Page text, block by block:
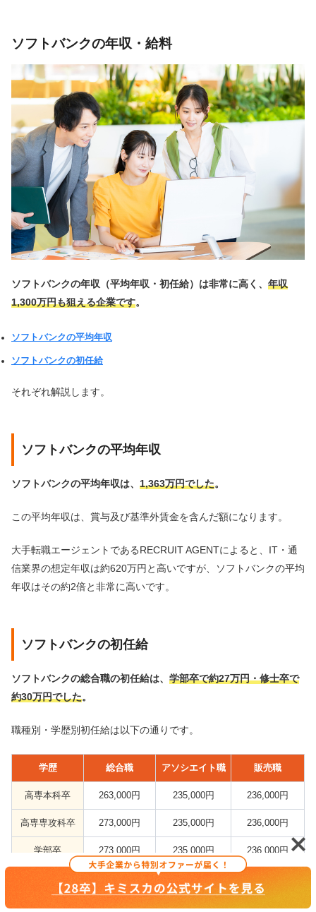
ソフトバンクの年収・給料
ソフトバンクの年収（平均年収・初任給）は非常に高く、 年収
1,300万円も狙える企業です。
ソフトバンクの平均年収
ソフトバンクの初任給
それぞれ解説します。
ソフトバンクの平均年収
ソフトバンクの平均年収は、 1,363万円でした。
この平均年収は、賞与及び基準外賃金を含んだ額になります。
大手転職エージェントであるRECRUIT AGENTによると、IT・通
信業界の想定年収は約620万円と高いですが、ソフトバンクの平均
年収はその約2倍と非常に高いです。
ソフトバンクの初任給
ソフトバンクの総合職の初任給は、 学部卒で約27万円・修士卒で
約30万円でした。
職種別・学歴別初任給は以下の通りです。
学歴 総合職 アソシエイト職 販売職
高専本科卒 263,000円 235,000円 236,000円
高専専攻科卒 273,000円 235,000円 236,000円
学部卒 273,000円 235,000円 236,000円